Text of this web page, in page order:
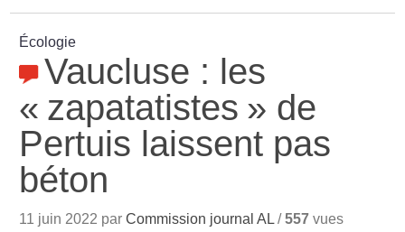
Écologie
Vaucluse : les
« zapatatistes » de
Pertuis laissent pas
béton
11 juin 2022 parCommission journal AL /557 vues